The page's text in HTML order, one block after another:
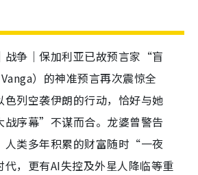
战争｜保加利亚已故预言家“盲
）的神准预言再次震惊全
色列空袭伊朗的行动，恰好与她
序幕”不谋而合。龙婆曾警告
人类多年积累的财富随时“一夜
，更有AI失控及外星人降临等重